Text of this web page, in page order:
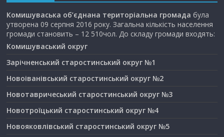
Комишуваська об’єднана територіальна громада була
утворена 09 серпня 2016 року. Загальна кількість населення
громади становить – 12 510чол. До складу громади входять:
Комишуваський округ
Зарічненський старостинський округ №1
Новоіванівський старостинський округ №2
Новотавричеський старостинський округ №3
Новотроїцький старостинський округ №4
Новояковлівський старостинський округ №5